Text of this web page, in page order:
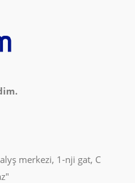
merkezi, 1-nji gat, C